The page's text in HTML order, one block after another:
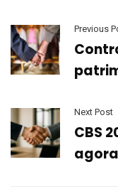
Previous
Next Post
CBS
agora